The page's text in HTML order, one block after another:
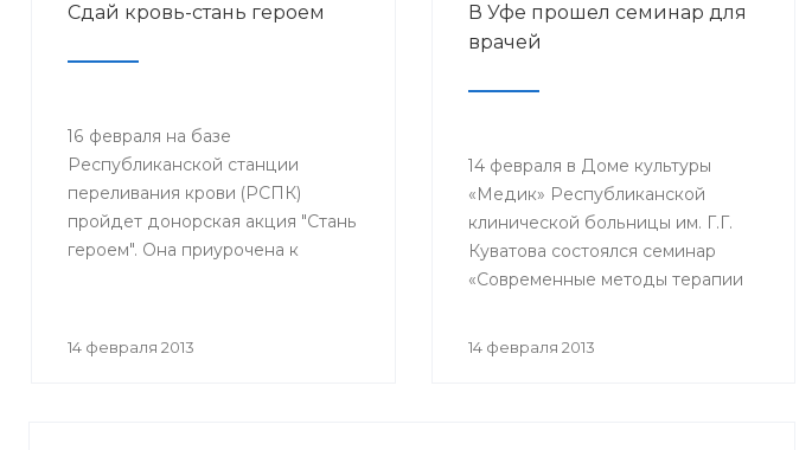
Сдай кровь-стань героем
16 февраля на базе
Республиканской станции
переливания крови (РСПК)
пройдет донорская акция "Стань
героем". Она приурочена к
14 февраля 2013
В Уфе прошел семинар для
врачей
14 февраля в Доме культуры
«Медик» Республиканской
клинической больницы им. Г.Г.
Куватова состоялся семинар
«Современные методы терапии
связанных с острой потерей
14 февраля 2013